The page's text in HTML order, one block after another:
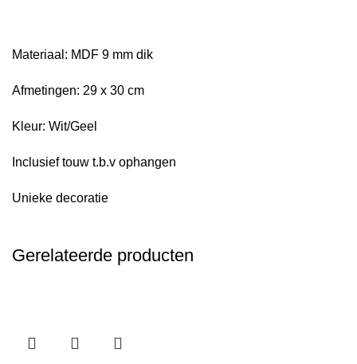
Materiaal: MDF 9 mm dik
Afmetingen: 29 x 30 cm
Kleur: Wit/Geel
Inclusief touw t.b.v ophangen
Unieke decoratie
Gerelateerde producten